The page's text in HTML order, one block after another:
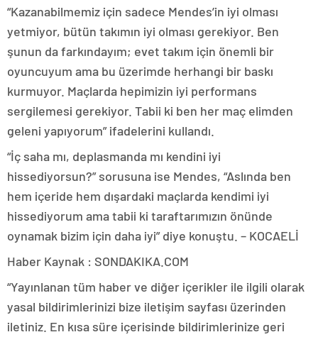
“Kazanabilmemiz için sadece Mendes’in iyi olması
yetmiyor, bütün takımın iyi olması gerekiyor. Ben
şunun da farkındayım; evet takım için önemli bir
oyuncuyum ama bu üzerimde herhangi bir baskı
kurmuyor. Maçlarda hepimizin iyi performans
sergilemesi gerekiyor. Tabii ki ben her maç elimden
geleni yapıyorum” ifadelerini kullandı.
“İç saha mı, deplasmanda mı kendini iyi
hissediyorsun?” sorusuna ise Mendes, “Aslında ben
hem içeride hem dışardaki maçlarda kendimi iyi
hissediyorum ama tabii ki taraftarımızın önünde
oynamak bizim için daha iyi” diye konuştu. – KOCAELİ
Haber Kaynak : SONDAKIKA.COM
“Yayınlanan tüm haber ve diğer içerikler ile ilgili olarak
yasal bildirimlerinizi bize iletişim sayfası üzerinden
iletiniz. En kısa süre içerisinde bildirimlerinize geri